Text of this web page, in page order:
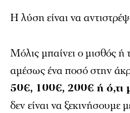
Η λύση είναι να
Μόλις μπαίνει ο μισθός ή
αμέσως ένα ποσό στην
50€, 100€, 200€ ή ό,τι
δεν είναι να ξεκινήσουμε